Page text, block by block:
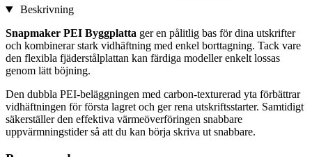
Beskrivning
Snapmaker PEI Byggplatta ger en pålitlig bas för dina utskrifter
och kombinerar stark vidhäftning med enkel borttagning. Tack vare
den flexibla fjäderstålplattan kan färdiga modeller enkelt lossas
genom lätt böjning.
Den dubbla PEI-beläggningen med carbon-texturerad yta förbättrar
vidhäftningen för första lagret och ger rena utskriftsstarter. Samtidigt
säkerställer den effektiva värmeöverföringen snabbare
uppvärmningstider så att du kan börja skriva ut snabbare.